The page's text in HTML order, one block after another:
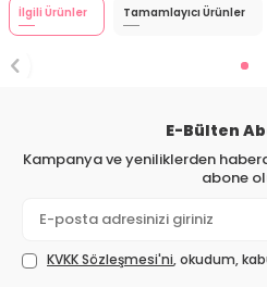
İlgili Ürünler Tamamlayıcı Ürünler
E-Bülten
Kampanya ve yeniliklerden
abone
KVKK Sözleşmesi'ni, okudum,